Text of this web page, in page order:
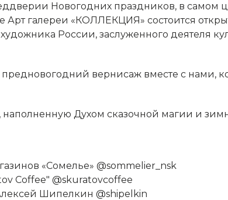
Новогодних праздников, в самом
Арт галереи «КОЛЛЕКЦИЯ» состоится
России, заслуженного деятеля
вернисаж вместе с нами,
наполненную Духом сказочной магии и
«Сомелье» @sommelier_nsk
Сoffee" @skuratovcoffee
Шипелкин @shipelkin